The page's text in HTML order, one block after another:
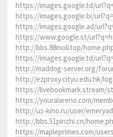
https://images.google.td/
https://images.google.bi/
https://images.google.ad/
https://www.google.st/
http://bbs.88moli.top/
https://images.google.td/
http://maddog-server.org/
http://ezproxy.cityu.edu.hk/
https://livebookmark.stream/
https://youralareno.com/
http://uz-kino.ru/user/
http://bbs.51pinzhi.cn/
https://mapleprimes.com/